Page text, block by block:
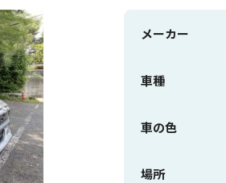
メーカー
車種
車の色
場所